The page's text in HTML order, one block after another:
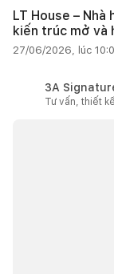
LT House –
kiến trúc mở và
27/06/2026, lúc
3A
Tư vấn, thiết